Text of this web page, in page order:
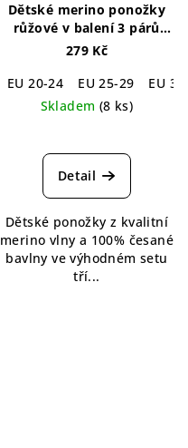
Dětské merino ponožky
růžové v balení 3 párů
Merino Socks Kids Pink 3-
279 Kč
EU 20-24
EU 25-29
EU
Skladem (8 ks)
Detail
Dětské ponožky z kvalitní
merino vlny a 100% česané
bavlny ve výhodném setu
tří...